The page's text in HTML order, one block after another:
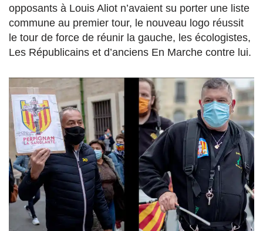
opposants à Louis Aliot n’avaient su porter une liste
commune au premier tour, le nouveau logo réussit
le tour de force de réunir la gauche, les écologistes,
Les Républicains et d’anciens En Marche contre lui.